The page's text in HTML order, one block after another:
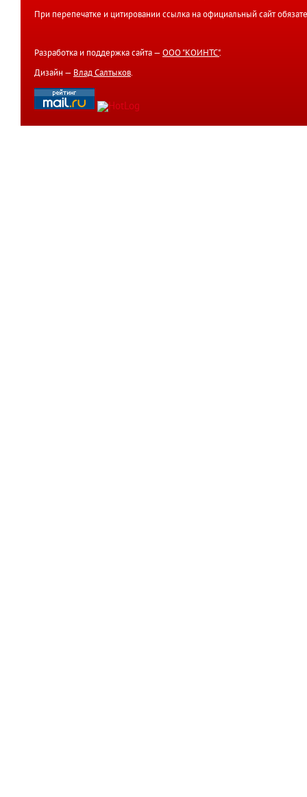
При перепечатке и цитировании ссылка на официальный сайт
Разработка и поддержка сайта — ООО "КОИНТС".
Дизайн — Влад Салтыков.